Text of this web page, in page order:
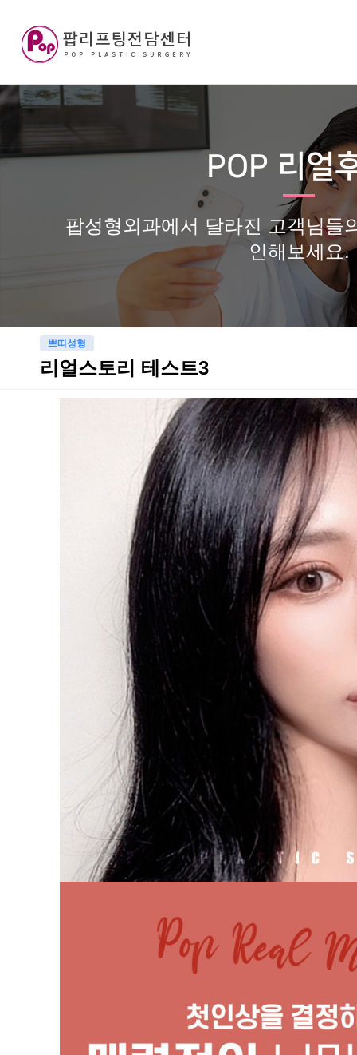
POP 리얼
팝성형외과에서 달라진 고객님들
인해보세요.
쁘띠성형
리얼스토리 테스트3